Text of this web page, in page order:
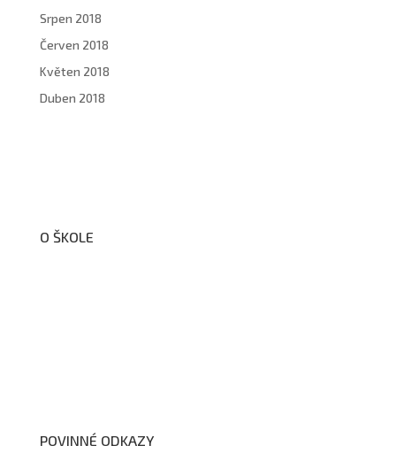
Srpen 2018
Červen 2018
Květen 2018
Duben 2018
O ŠKOLE
POVINNÉ ODKAZY